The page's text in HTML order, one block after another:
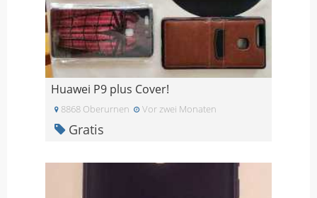
Huawei P9 plus Cover!
8868 Oberurnen Vor zwei Monaten
Gratis